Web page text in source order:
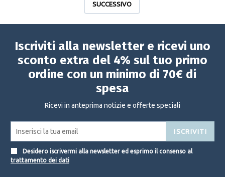
SUCCESSIVO
Iscriviti alla newsletter e ricevi uno
sconto extra del 4% sul tuo primo
ordine con un minimo di 70€ di
spesa
Ricevi in anteprima notizie e offerte speciali
ISCRIVITI
Desidero iscrivermi alla newsletter ed esprimo il consenso al
trattamento dei dati